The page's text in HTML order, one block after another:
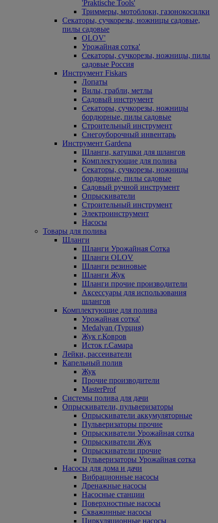
'Praktische Tools'
Триммеры, мотоблоки, газонокосилки
Секаторы, сучкорезы, ножницы садовые,
пилы садовые
OLOV'
Урожайная сотка'
Секаторы, сучкорезы, ножницы, пилы
садовые Россия
Инструмент Fiskars
Лопаты
Вилы, грабли, метлы
Садовый инструмент
Секаторы, сучкорезы, ножницы
бордюрные, пилы садовые
Строительный инструмент
Снегоуборочный инвентарь
Инструмент Gardena
Шланги, катушки для шлангов
Комплектующие для полива
Секаторы, сучкорезы, ножницы
бордюрные, пилы садовые
Садовый ручной инструмент
Опрыскиватели
Строительный инструмент
Электроинструмент
Насосы
Товары для полива
Шланги
Шланги Урожайная Сотка
Шланги OLOV
Шланги резиновые
Шланги Жук
Шланги прочие производители
Аксессуары для использования
шлангов
Комплектующие для полива
Урожайная сотка'
Medalyan (Турция)
Жук г.Ковров
Исток г.Самара
Лейки, рассеиватели
Капельный полив
Жук
Прочие производители
MasterProf
Системы полива для дачи
Опрыскиватели, пульверизаторы
Опрыскиватели аккумуляторные
Пульверизаторы прочие
Опрыскиватели Урожайная сотка
Опрыскиватели Жук
Опрыскиватели прочие
Пульверизаторы Урожайная сотка
Насосы для дома и дачи
Вибрационные насосы
Дренажные насосы
Насосные станции
Поверхностные насосы
Скважинные насосы
Циркуляционные насосы